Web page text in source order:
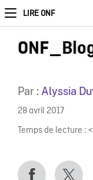
LIRE ONF
Par : Alyssia
28 avril 2017
Temps de lecture :